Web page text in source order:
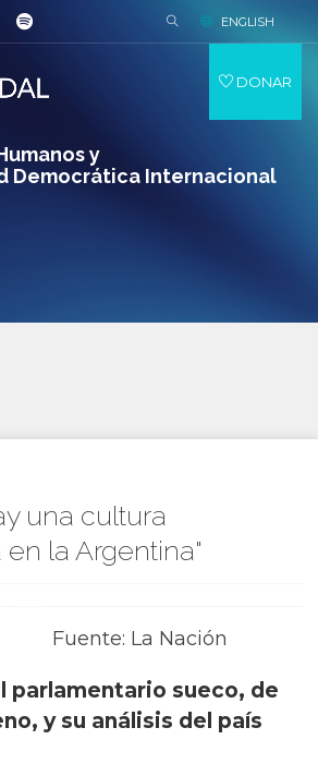
y
Democrática Internacional
ENGLISH
DONAR
una cultura
la Argentina"
Fuente: La Nación
parlamentario sueco, de
y su análisis del país